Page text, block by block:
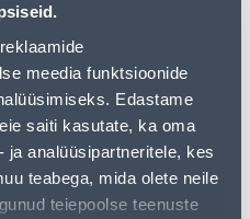
meedia funktsioonide
Edastame
saiti kasutate, ka oma
analüüsipartneritele, kes
teabega, mida olete neile
teiepoolse teenuste
siin lõppema - oma
avalehele
et leida
Head ostlemist!